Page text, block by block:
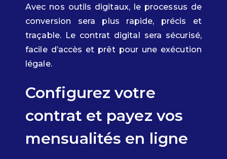
Avec nos outils digitaux, le processus de
conversion sera plus rapide, précis et
traçable. Le contrat digital sera sécurisé,
facile d’accès et prêt pour une exécution
légale.
Configurez votre
contrat et payez vos
mensualités en ligne